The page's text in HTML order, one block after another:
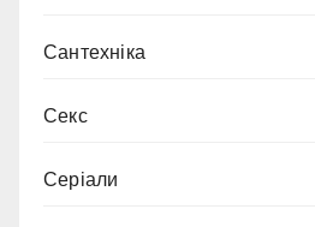
Сантехніка
Секс
Серіали